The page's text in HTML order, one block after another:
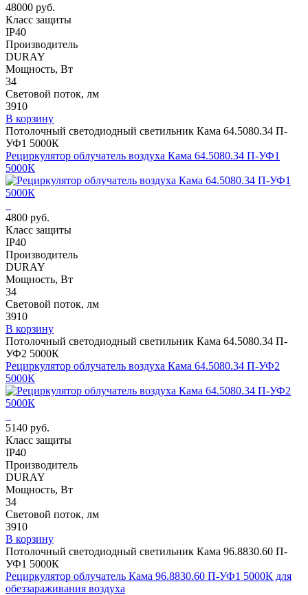
48000 руб.
Класс защиты
IP40
Производитель
DURAY
Мощность, Вт
34
Световой поток, лм
3910
В корзину
Потолочный светодиодный светильник Кама 64.5080.34 П-
УФ1 5000К
Рециркулятор облучатель воздуха Кама 64.5080.34 П-УФ1
5000К
4800 руб.
Класс защиты
IP40
Производитель
DURAY
Мощность, Вт
34
Световой поток, лм
3910
В корзину
Потолочный светодиодный светильник Кама 64.5080.34 П-
УФ2 5000К
Рециркулятор облучатель воздуха Кама 64.5080.34 П-УФ2
5000К
5140 руб.
Класс защиты
IP40
Производитель
DURAY
Мощность, Вт
34
Световой поток, лм
3910
В корзину
Потолочный светодиодный светильник Кама 96.8830.60 П-
УФ1 5000К
Рециркулятор облучатель Кама 96.8830.60 П-УФ1 5000К для
обеззараживания воздуха